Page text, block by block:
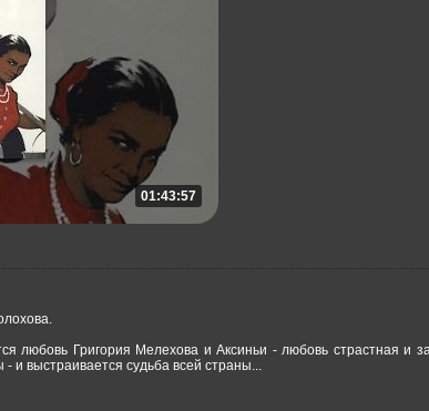
01:43:57
любовь Григория Мелехова и Аксиньи - любовь страстная и
выстраивается судьба всей страны...